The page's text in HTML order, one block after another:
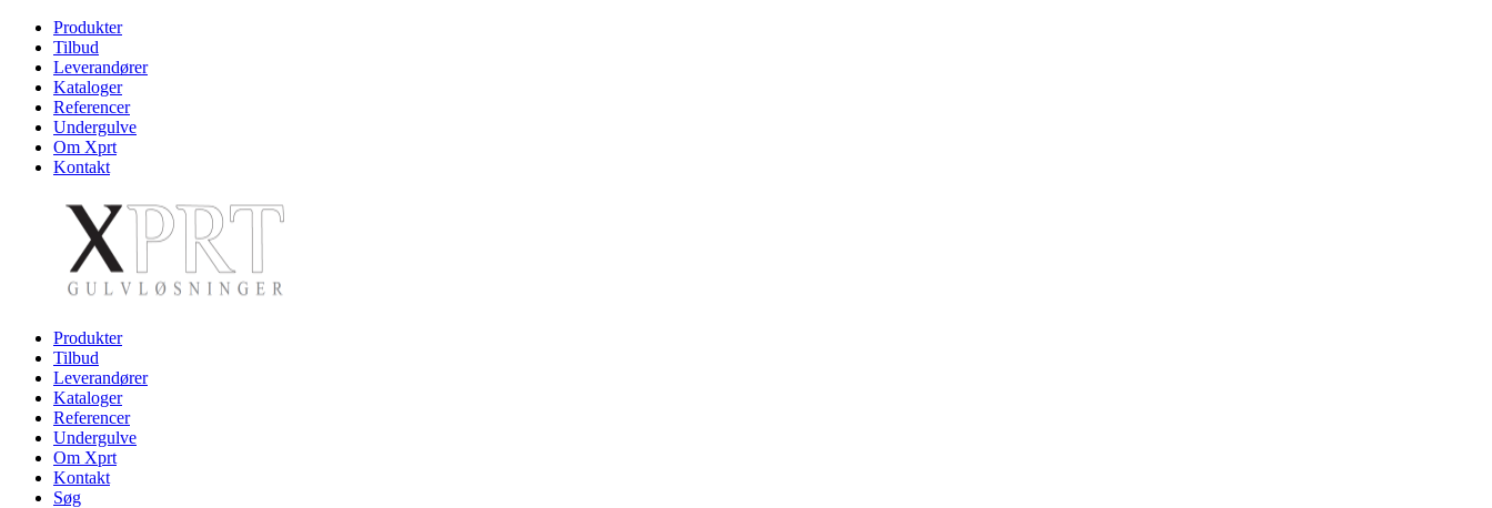
Produkter
Tilbud
Leverandører
Kataloger
Referencer
Undergulve
Om Xprt
Kontakt
Produkter
Tilbud
Leverandører
Kataloger
Referencer
Undergulve
Om Xprt
Kontakt
Søg